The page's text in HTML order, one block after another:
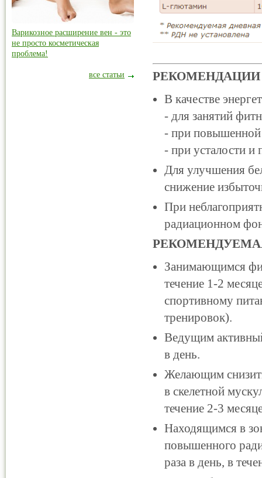
В качестве
- для занятий
- при повышенной
- при усталости и
Для улучшения
снижение
При
радиационном
Занимающимся
течение 1-2
спортивному
тренировок).
Ведущим
в день.
Желающим
в скелетной
течение 2-3
Находящимся в
повышенного
раза в день, в
Варикозное расширение вен - это
не просто косметическая
проблема!
все статьи